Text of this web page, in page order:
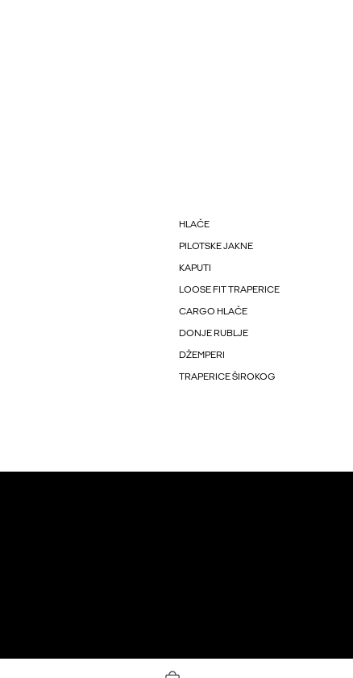
HLAČE
PILOTSKE JAKNE
KAPUTI
LOOSE FIT TRAPERICE
CARGO HLAČE
DONJE RUBLJE
DŽEMPERI
TRAPERICE ŠIROKOG